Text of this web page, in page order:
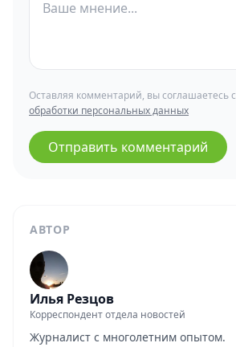
АВТОР
Илья Резцов
Корреспондент отдела новостей
Журналист с многолетним опытом.
Оставляя комментарий, вы соглашаетесь с
обработки персональных данных
Отправить комментарий